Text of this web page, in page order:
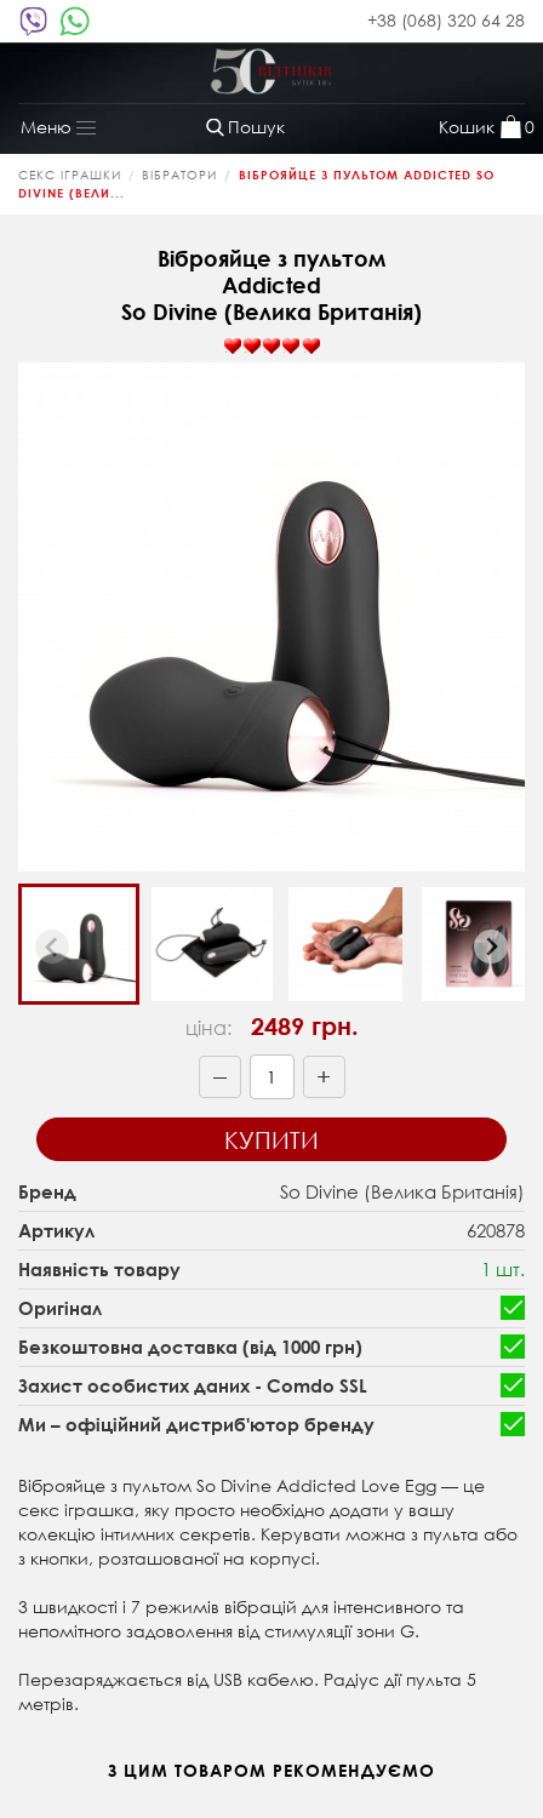
+38 (068) 320 64 28
Пошук Кошик 0
Меню
Toggle
navigation
СЕКС ІГРАШКИ ВІБРАТОРИ
ВІБРОЯЙЦЕ З ПУЛЬТОМ ADDICTED SO
DIVINE (ВЕЛИ...
Віброяйце з пультом
Addicted
So Divine (Велика Британія)
ціна: 2489 грн.
— +
КУПИТИ
Бренд So Divine (Велика Британія)
Артикул 620878
Наявність товару 1 шт.
Оригінал
Безкоштовна доставка (від 1000 грн)
Захист особистих даних - Comdo SSL
Ми – офіційний дистриб'ютор бренду
Віброяйце з пультом So Divine Addicted Love Egg — це
секс іграшка, яку просто необхідно додати у вашу
колекцію інтимних секретів. Керувати можна з пульта або
з кнопки, розташованої на корпусі.
3 швидкості і 7 режимів вібрацій для інтенсивного та
непомітного задоволення від стимуляції зони G.
Перезаряджається від USB кабелю. Радіус дії пульта 5
метрів.
З ЦИМ ТОВАРОМ РЕКОМЕНДУЄМО